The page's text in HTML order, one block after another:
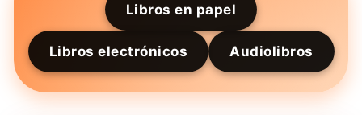
Libros en papel
Libros electrónicos Audiolibros